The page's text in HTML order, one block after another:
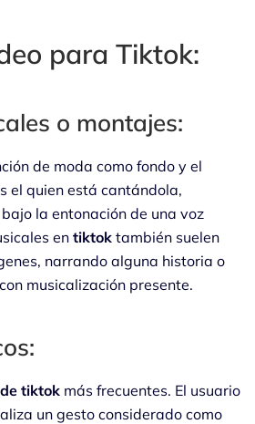
para Tiktok:
o montajes:
de moda como fondo y el
el quien está cantándola,
la entonación de una voz
en tiktok también suelen
narrando alguna historia o
musicalización presente.
tiktok más frecuentes. El usuario
un gesto considerado como